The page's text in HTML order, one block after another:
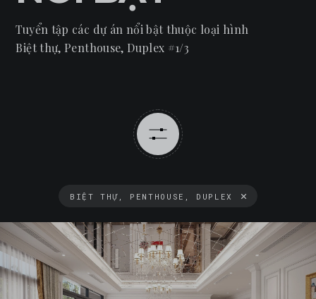
Tuyển tập các dự án nổi bật thuộc loại hình
Biệt thự, Penthouse, Duplex #1/3
BIỆT THỰ, PENTHOUSE, DUPLEX